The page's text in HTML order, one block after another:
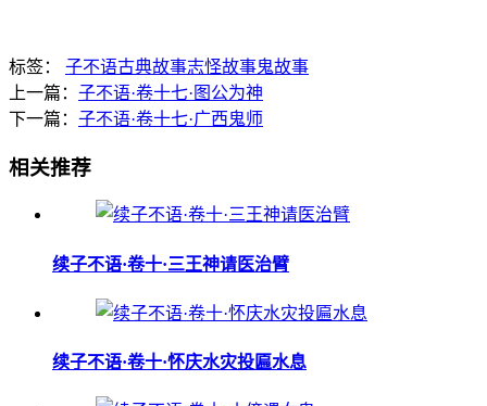
标签： 子不语古典故事志怪故事鬼故事
上一篇： 子不语·卷十七·图公为神
下一篇： 子不语·卷十七·广西鬼师
相关推荐
续子不语·卷十·三王神请医治臂
续子不语·卷十·怀庆水灾投匾水息